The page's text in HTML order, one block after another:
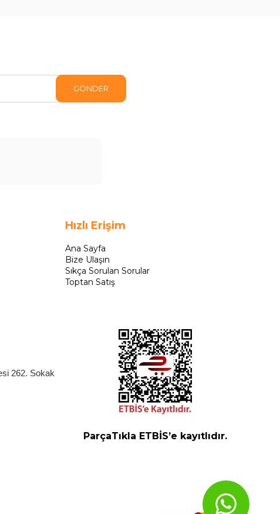
GÖNDER
262. Sokak
Hızlı Erişim
Ana Sayfa
Bize Ulaşın
Sıkça Sorulan Sorular
Toptan Satış
ParçaTıkla ETBİS’e kayıtlıdır.